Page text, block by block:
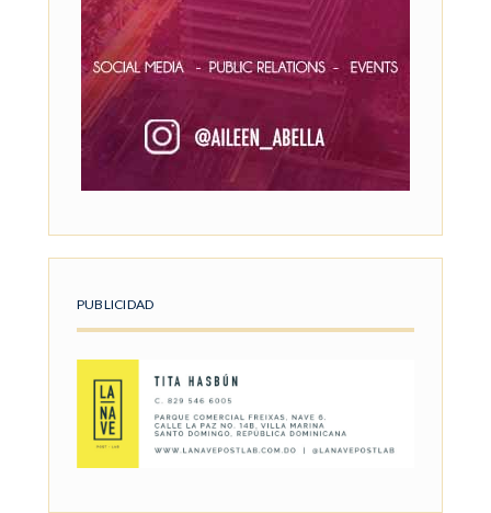
PUBLICIDAD